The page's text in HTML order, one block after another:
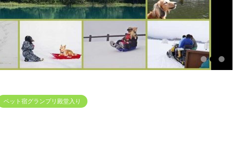
ペット宿グランプリ殿堂入り